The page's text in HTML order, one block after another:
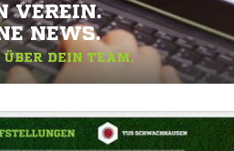
VEREIN.
NEWS.
ÜBER DEIN TEAM.